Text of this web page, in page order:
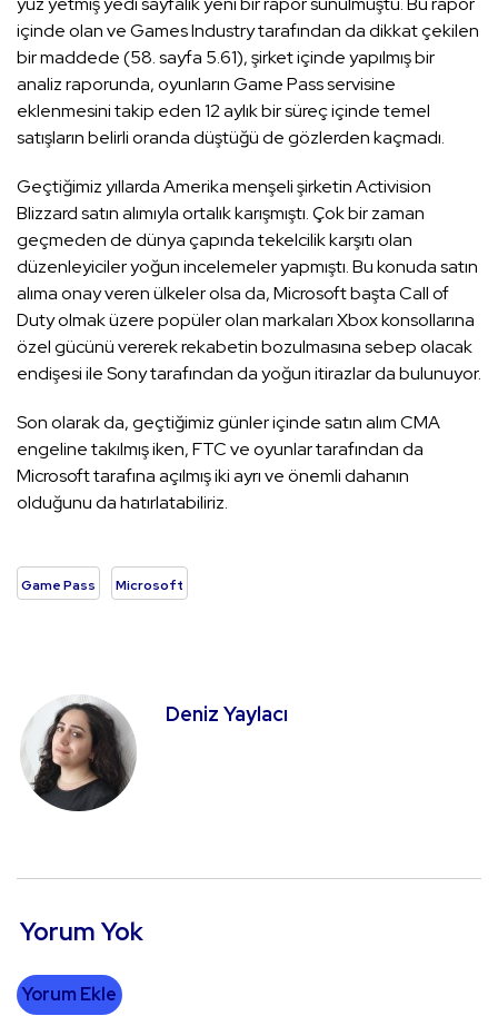
içinde olan ve Games Industry tarafından da dikkat çekilen
bir maddede (58. sayfa 5.61), şirket içinde yapılmış bir
analiz raporunda, oyunların Game Pass servisine
eklenmesini takip eden 12 aylık bir süreç içinde temel
satışların belirli oranda düştüğü de gözlerden kaçmadı.
Geçtiğimiz yıllarda Amerika menşeli şirketin Activision
Blizzard satın alımıyla ortalık karışmıştı. Çok bir zaman
geçmeden de dünya çapında tekelcilik karşıtı olan
düzenleyiciler yoğun incelemeler yapmıştı. Bu konuda satın
alıma onay veren ülkeler olsa da, Microsoft başta Call of
Duty olmak üzere popüler olan markaları Xbox konsollarına
özel gücünü vererek rekabetin bozulmasına sebep olacak
endişesi ile Sony tarafından da yoğun itirazlar da bulunuyor.
Son olarak da, geçtiğimiz günler içinde satın alım CMA
engeline takılmış iken, FTC ve oyunlar tarafından da
Microsoft tarafına açılmış iki ayrı ve önemli dahanın
olduğunu da hatırlatabiliriz.
Game Pass Microsoft
Deniz Yaylacı
Yorum Yok
Yorum Ekle